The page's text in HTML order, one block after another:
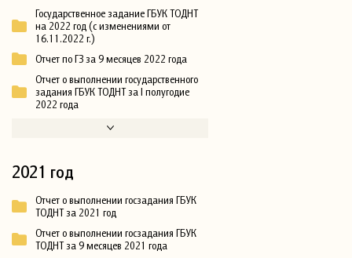
Государственное задание ГБУК ТОДНТ
на 2022 год (с изменениями от
16.11.2022 г.)
Отчет по ГЗ за 9 месяцев 2022 года
Отчет о выполнении государственного
задания ГБУК ТОДНТ за I полугодие
2022 года
2021 год
Отчет о выполнении госзадания ГБУК
ТОДНТ за 2021 год
Отчет о выполнении госзадания ГБУК
ТОДНТ за 9 месяцев 2021 года